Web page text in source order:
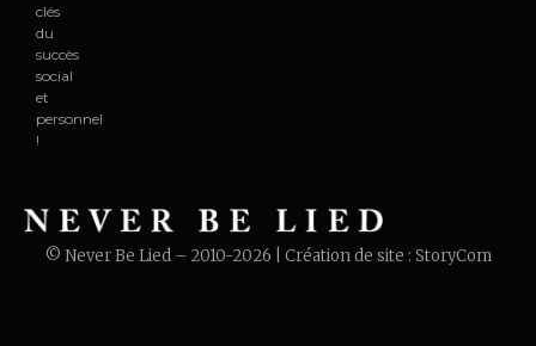
clés
du
succès
social
et
personnel
!
© Never Be Lied – 2010-2026 | Création de site : StoryCom